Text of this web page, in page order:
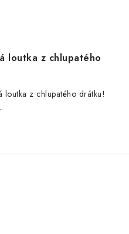
loutka z chlupatého
loutka z chlupatého drátku!